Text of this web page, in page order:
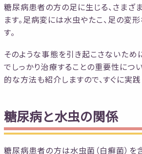
糖尿病患者の方の足に生じる、さまざ
ます。足病変には水虫やたこ、足の変
す。
そのような事態を引き起こさないた
でしっかり治療することの重要性につ
的な方法も紹介しますので、すぐに実践
糖尿病と水虫の関係
糖尿病患者の方は水虫菌（白癬菌）